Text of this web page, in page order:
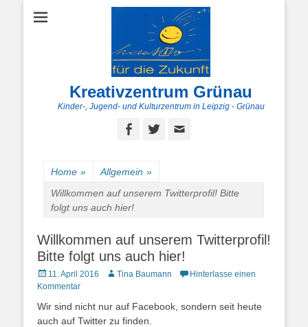
Kreativzentrum Grünau
Kinder-, Jugend- und Kulturzentrum in Leipzig - Grünau
Facebook
Twitter
Home » Allgemein »
Willkommen auf unserem Twitterprofil! Bitte
folgt uns auch hier!
Willkommen auf unserem Twitterprofil!
Bitte folgt uns auch hier!
Posted
on
11. April 2016 AutorTina Baumann
Hinterlasse einen
Kommentar
Wir sind nicht nur auf Facebook, sondern seit heute
auch auf Twitter zu finden.